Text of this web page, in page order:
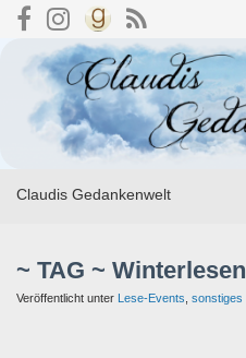
Search for:
Claudis Gedankenwelt
~ TAG ~ Winterlesen
Veröffentlicht unter Lese-Events sonstiges